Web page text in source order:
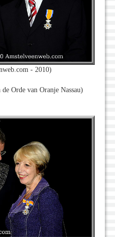
- 2010)
Orde van Oranje Nassau)